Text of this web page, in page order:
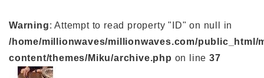
Warning: Attempt to read property "ID" on null in
/home/millionwaves/millionwaves.com/public_html/
content/themes/Miku/archive.php on line37